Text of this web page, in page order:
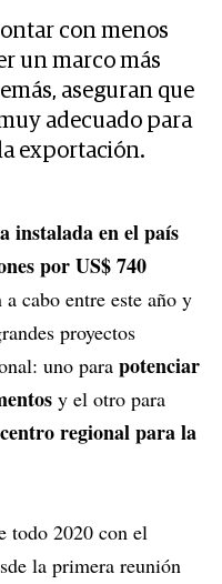
con menos
un marco más
aseguran que
adecuado para
exportación.
instalada en el país
por US$ 740
cabo entre este año y
proyectos
uno para potenciar
y el otro para
regional para la
todo 2020 con el
la primera reunión